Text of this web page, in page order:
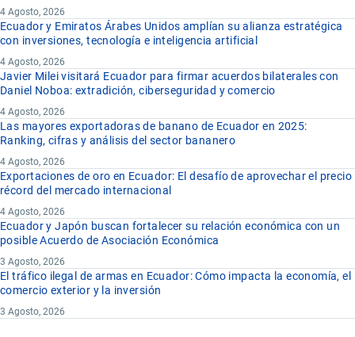
4 Agosto, 2026
Ecuador y Emiratos Árabes Unidos amplían su alianza estratégica
con inversiones, tecnología e inteligencia artificial
4 Agosto, 2026
Javier Milei visitará Ecuador para firmar acuerdos bilaterales con
Daniel Noboa: extradición, ciberseguridad y comercio
4 Agosto, 2026
Las mayores exportadoras de banano de Ecuador en 2025:
Ranking, cifras y análisis del sector bananero
4 Agosto, 2026
Exportaciones de oro en Ecuador: El desafío de aprovechar el precio
récord del mercado internacional
4 Agosto, 2026
Ecuador y Japón buscan fortalecer su relación económica con un
posible Acuerdo de Asociación Económica
3 Agosto, 2026
El tráfico ilegal de armas en Ecuador: Cómo impacta la economía, el
comercio exterior y la inversión
3 Agosto, 2026